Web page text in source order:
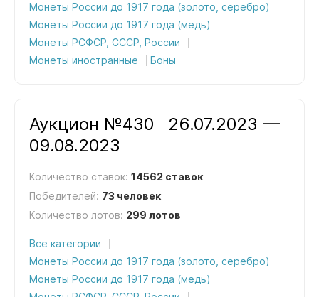
Монеты России до 1917 года (золото, серебро)
Монеты России до 1917 года (медь)
Монеты РСФСР, СССР, России
Монеты иностранные
Боны
Аукцион №430
26.07.2023 —
09.08.2023
Количество ставок: 14562 ставок
Победителей: 73 человек
Количество лотов: 299 лотов
Все категории
Монеты России до 1917 года (золото, серебро)
Монеты России до 1917 года (медь)